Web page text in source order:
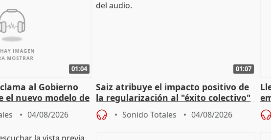
01:04
al Gobierno
el nuevo modelo de
04/08/2026
01:07
Saiz atribuye el impacto positivo de
la regularización al "éxito colectivo"
del Gobierno
Sonido Totales 04/08/2026